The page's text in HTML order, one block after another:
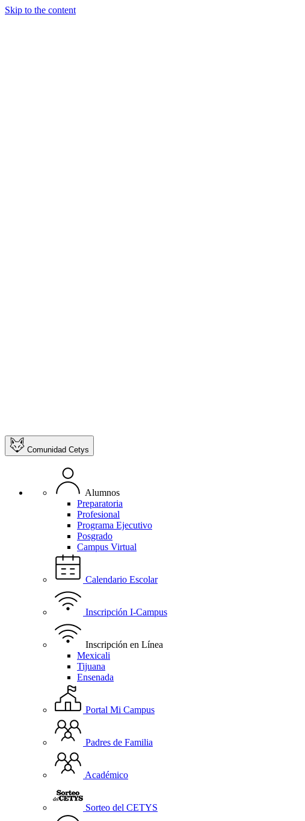
Skip to the content
Comunidad Cetys
Alumnos
Preparatoria
Profesional
Programa Ejecutivo
Posgrado
Campus Virtual
Calendario Escolar
Inscripción I-Campus
Inscripción en Línea
Mexicali
Tijuana
Ensenada
Portal Mi Campus
Padres de Familia
Académico
Sorteo del CETYS